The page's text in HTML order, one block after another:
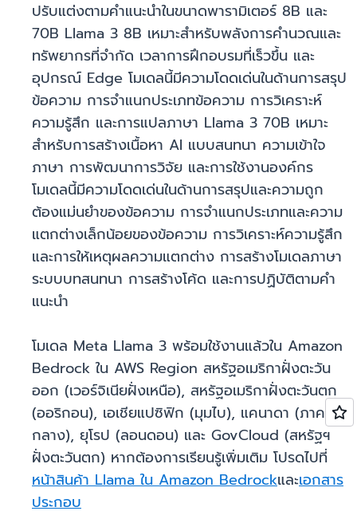
ปรับแต่งตามคำแนะนำในขนาดพารามิเตอร์ 8B และ
70B Llama 3 8B เหมาะสำหรับพลังการคำนวณและ
ทรัพยากรที่จำกัด เวลาการฝึกอบรมที่เร็วขึ้น และ
อุปกรณ์ Edge โมเดลนี้มีความโดดเด่นในด้านการสรุป
ข้อความ การจำแนกประเภทข้อความ การวิเคราะห์
ความรู้สึก และการแปลภาษา Llama 3 70B เหมาะ
สำหรับการสร้างเนื้อหา AI แบบสนทนา ความเข้าใจ
ภาษา การพัฒนาการวิจัย และการใช้งานองค์กร
โมเดลนี้มีความโดดเด่นในด้านการสรุปและความถูก
ต้องแม่นยำของข้อความ การจำแนกประเภทและความ
แตกต่างเล็กน้อยของข้อความ การวิเคราะห์ความรู้สึก
และการให้เหตุผลความแตกต่าง การสร้างโมเดลภาษา
ระบบบทสนทนา การสร้างโค้ด และการปฏิบัติตามคำ
แนะนำ
โมเดล Meta Llama 3 พร้อมใช้งานแล้วใน Amazon
Bedrock ใน AWS Region สหรัฐอเมริกาฝั่งตะวัน
ออก (เวอร์จิเนียฝั่งเหนือ), สหรัฐอเมริกาฝั่งตะวันตก
(ออริกอน), เอเชียแปซิฟิก (มุมไบ), แคนาดา (ภาค
กลาง), ยุโรป (ลอนดอน) และ GovCloud (สหรัฐฯ
ฝั่งตะวันตก) หากต้องการเรียนรู้เพิ่มเติม โปรดไปที่
หน้าสินค้า Llama ใน Amazon Bedrockและเอกสาร
ประกอบ